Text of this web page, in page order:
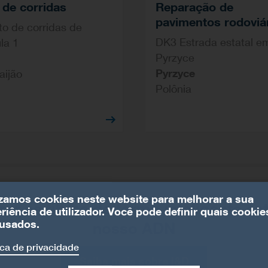
corridas
de corridas de
1
Reparação de
pavimentos
DK3 Estrada estatal
Pyrzyce
Pyrzyce
Polônia
as fibras de forma inteligente
cookies neste website para melhorar a sua
de utilizador. Você pode definir quais
de privacidade